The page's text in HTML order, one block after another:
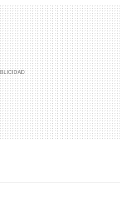
MAIL